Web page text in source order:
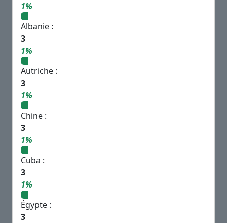
1%
Albanie :
3
1%
Autriche :
3
1%
Chine :
3
1%
Cuba :
3
1%
Égypte :
3